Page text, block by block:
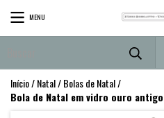
MENU
Início/Natal/Bolas de Natal/
Bola de Natal em vidro ouro